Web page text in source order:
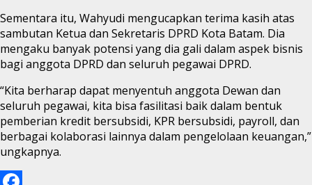
Sementara itu, Wahyudi mengucapkan terima kasih atas
sambutan Ketua dan Sekretaris DPRD Kota Batam. Dia
mengaku banyak potensi yang dia gali dalam aspek bisnis
bagi anggota DPRD dan seluruh pegawai DPRD.
“Kita berharap dapat menyentuh anggota Dewan dan
seluruh pegawai, kita bisa fasilitasi baik dalam bentuk
pemberian kredit bersubsidi, KPR bersubsidi, payroll, dan
berbagai kolaborasi lainnya dalam pengelolaan keuangan,”
ungkapnya.